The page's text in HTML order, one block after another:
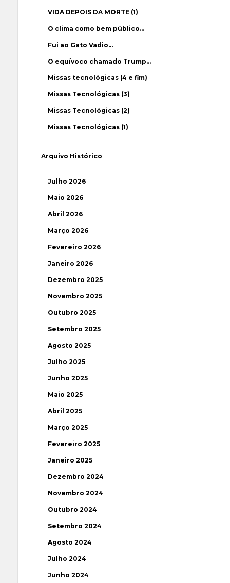
VIDA DEPOIS DA MORTE (1)
O clima como bem público…
Fui ao Gato Vadio…
O equívoco chamado Trump…
Missas tecnológicas (4 e fim)
Missas Tecnológicas (3)
Missas Tecnológicas (2)
Missas Tecnológicas (1)
Arquivo Histórico
Julho 2026
Maio 2026
Abril 2026
Março 2026
Fevereiro 2026
Janeiro 2026
Dezembro 2025
Novembro 2025
Outubro 2025
Setembro 2025
Agosto 2025
Julho 2025
Junho 2025
Maio 2025
Abril 2025
Março 2025
Fevereiro 2025
Janeiro 2025
Dezembro 2024
Novembro 2024
Outubro 2024
Setembro 2024
Agosto 2024
Julho 2024
Junho 2024